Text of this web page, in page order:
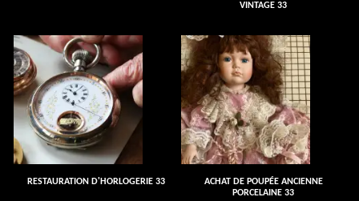
VINTAGE 33
RESTAURATION D'HORLOGERIE 33
ACHAT DE POUPÉE ANCIENNE
PORCELAINE 33